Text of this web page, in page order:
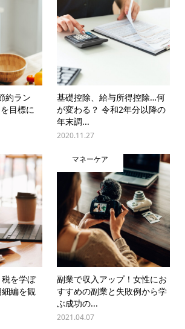
約ラン
目標に
基礎控除、給与所得控除…何
が変わる？ 令和2年分以降の
年末調...
2020.11.27
を学ぼ
編を観
マネーケア
副業で収入アップ！女性にお
すすめの副業と失敗例から学
ぶ成功の...
2021.04.07